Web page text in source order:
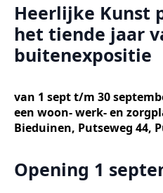
Heerlijke Kunst
het tiende jaar
buitenexpositie
van 1 sept t/m 30
een woon- werk- en
Bieduinen, Putseweg 44,
Opening 1